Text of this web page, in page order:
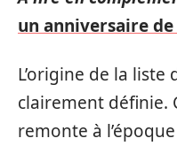
un anniversaire
L’origine de la liste
clairement définie.
remonte à